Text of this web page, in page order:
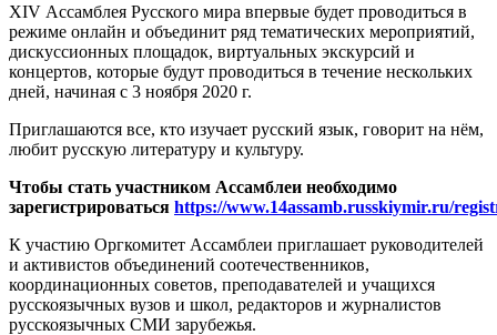
XIV Ассамблея Русского мира впервые будет проводиться в
режиме онлайн и объединит ряд тематических мероприятий,
дискуссионных площадок, виртуальных экскурсий и
концертов, которые будут проводиться в течение нескольких
дней, начиная с 3 ноября 2020 г.
Приглашаются все, кто изучает русский язык, говорит на нём,
любит русскую литературу и культуру.
Чтобы стать участником Ассамблеи необходимо
зарегистрироваться https://www.14assamb.russkiymir.ru/
К участию Оргкомитет Ассамблеи приглашает руководителей
и активистов объединений соотечественников,
координационных советов, преподавателей и учащихся
русскоязычных вузов и школ, редакторов и журналистов
русскоязычных СМИ зарубежья.